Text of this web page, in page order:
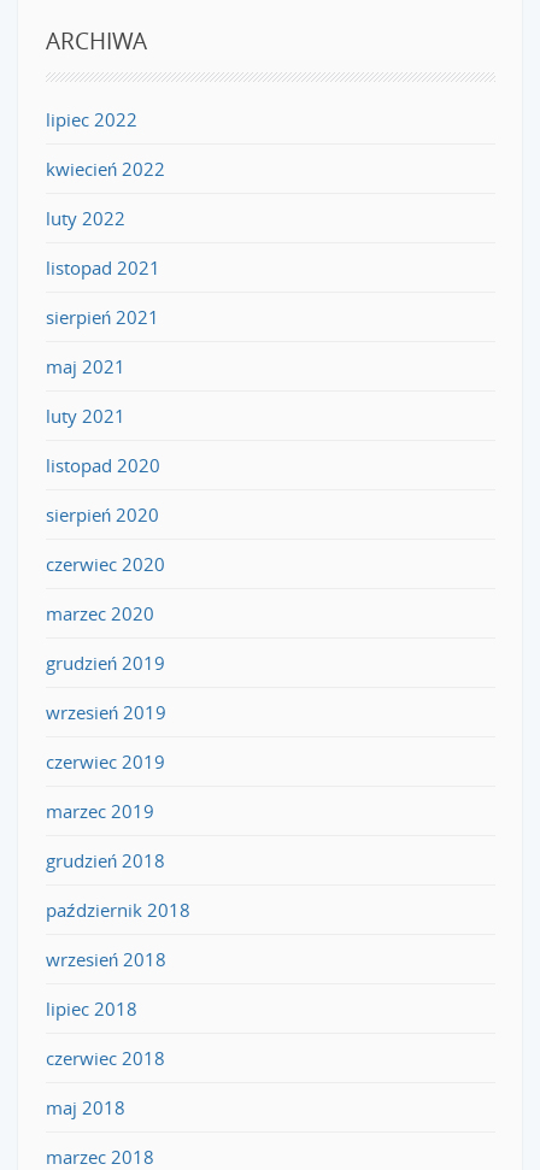
ARCHIWA
lipiec 2022
kwiecień 2022
luty 2022
listopad 2021
sierpień 2021
maj 2021
luty 2021
listopad 2020
sierpień 2020
czerwiec 2020
marzec 2020
grudzień 2019
wrzesień 2019
czerwiec 2019
marzec 2019
grudzień 2018
październik 2018
wrzesień 2018
lipiec 2018
czerwiec 2018
maj 2018
marzec 2018